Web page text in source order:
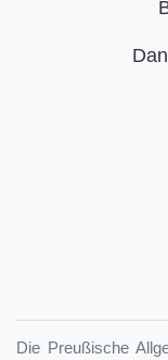
Die Preußische